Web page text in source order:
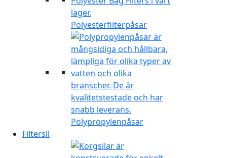
Polyesterfilterpåsar
Polypropylenpåsar
Filtersil